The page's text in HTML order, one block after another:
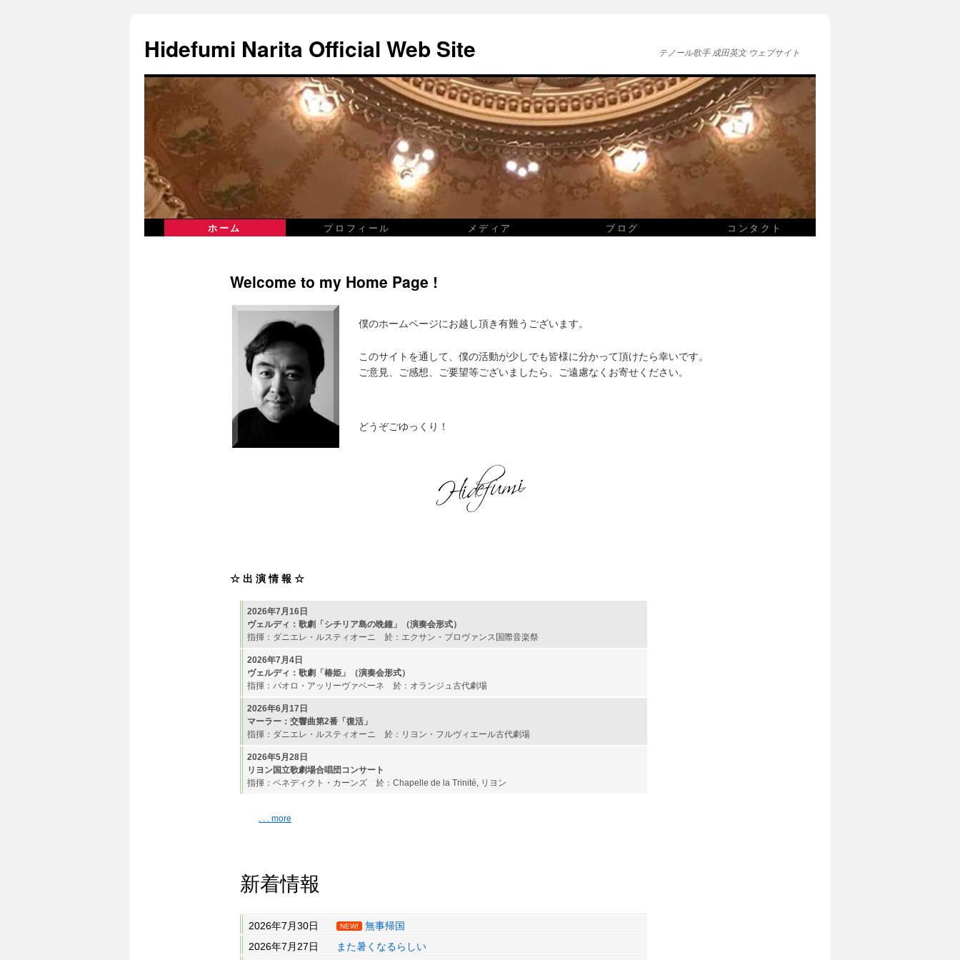
Hidefumi Narita Official Web Site テノール歌手 成田英文 ウェブサイト
ホーム プロフィール メディア ブログ コンタクト
Welcome to my Home Page !
僕のホームページにお越し頂き有難うございます。
このサイトを通して、僕の活動が少しでも皆様に分かって頂けたら幸いです。
ご意見、ご感想、ご要望等ございましたら、ご遠慮なくお寄せください。
どうぞごゆっくり！
☆ 出 演 情 報 ☆
2026年7月16日
ヴェルディ：歌劇「シチリア島の晩鐘」（演奏会形式）
指揮：ダニエレ・ルスティオーニ 於：エクサン・プロヴァンス国際音楽祭
2026年7月4日
ヴェルディ：歌劇「椿姫」（演奏会形式）
指揮：パオロ・アッリーヴァベーネ 於：オランジュ古代劇場
2026年6月17日
マーラー：交響曲第2番「復活」
指揮：ダニエレ・ルスティオーニ 於：リヨン・フルヴィエール古代劇場
2026年5月28日
リヨン国立歌劇場合唱団コンサート
指揮：ベネディクト・カーンズ 於：Chapelle de la Trinité, リヨン
. . . more
新着情報
2026年7月30日 NEW! 無事帰国
2026年7月27日
また暑くなるらしい